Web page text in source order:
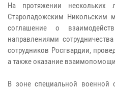
На протяжении
Староладожским Никольским
соглашение о
направлениями
сотрудников Росгвардии,
а также оказание
В зоне специальной военной